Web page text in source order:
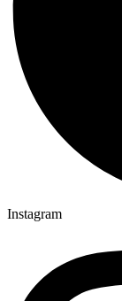
Instagram